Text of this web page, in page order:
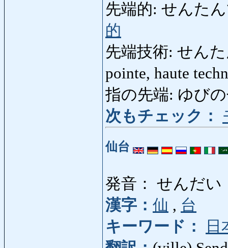
先端的: せんたん
的
先端技術: せん
pointe, haute
指の先端: ゆび
次もチェック：
仙台
発音： せんだい
漢字： 仙 , 台
キーワード：
日